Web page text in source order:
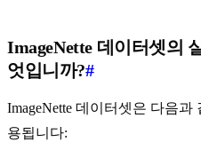
ImageNette 데이터셋의
엇입니까?#
ImageNette 데이터셋은 다음
용됩니다: